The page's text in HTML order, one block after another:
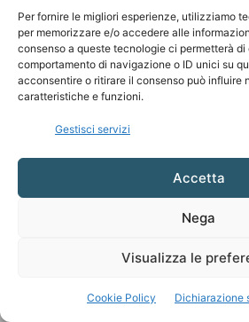
Per fornire le migliori esperienze, utilizziamo
per memorizzare e/o accedere alle
consenso a queste tecnologie ci permetterà di
comportamento di navigazione o ID unici su
acconsentire o ritirare il consenso può influire
caratteristiche e funzioni.
Gestisci servizi
Accetta
Nega
Visualizza le
Cookie Policy Dichiarazione